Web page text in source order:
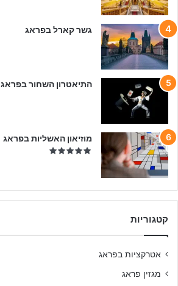
גשר קארל בפראג
התיאטרון השחור בפראג
מוזיאון האשליות בפראג
קטגוריות
אטרקציות בפראג
מגזין פראג